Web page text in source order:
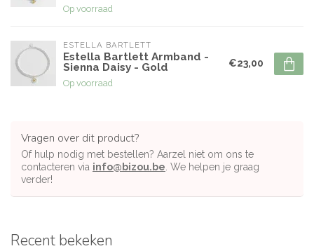
Op voorraad
ESTELLA BARTLETT
Estella Bartlett Armband -
Sienna Daisy - Gold
Op voorraad
€23,00
Vragen over dit product?
Of hulp nodig met bestellen? Aarzel niet om ons te
contacteren via info@bizou.be . We helpen je graag
verder!
Recent bekeken